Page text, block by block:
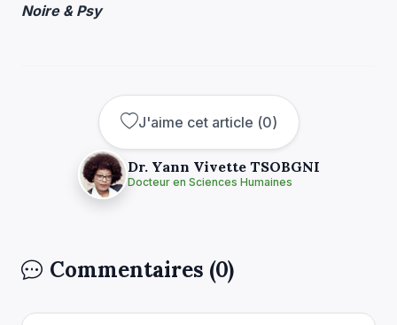
Noire & Psy
J'aime cet article (0)
Dr. Yann Vivette TSOBGNI
Docteur en Sciences Humaines
Commentaires (0)